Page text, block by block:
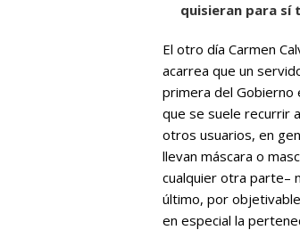
quisieran para
El otro día Carmen
acarrea que un
primera del Gobierno
que se suele recurrir
otros usuarios, en
llevan máscara o
cualquier otra parte–
último, por
en especial la